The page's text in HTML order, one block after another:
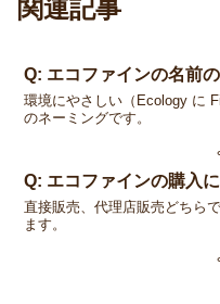
関連記事
Q: エコファインの名前
環境にやさしい（Ecology に
のネーミングです。
Q: エコファインの購入
直接販売、代理店販売どちら
ます。